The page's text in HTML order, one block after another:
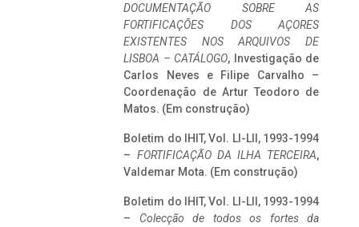
DOCUMENTAÇÃO SOBRE AS
FORTIFICAÇÕES DOS AÇORES
EXISTENTES NOS ARQUIVOS DE
LISBOA – CATÁLOGO, Investigação de
Carlos Neves e Filipe Carvalho –
Coordenação de Artur Teodoro de
Matos. (Em construção)
Boletim do IHIT, Vol. LI-LII, 1993-1994
– FORTIFICAÇÃO DA ILHA TERCEIRA,
Valdemar Mota. (Em construção)
Boletim do IHIT, Vol. LI-LII, 1993-1994
– Colecção de todos os fortes da